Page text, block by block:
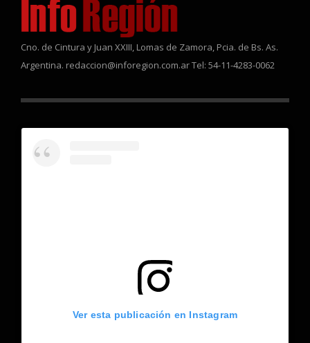
Cno. de Cintura y Juan XXIII, Lomas de Zamora, Pcia. de Bs. As.
Argentina. redaccion@inforegion.com.ar Tel: 54-11-4283-0062
Ver esta publicación en Instagram